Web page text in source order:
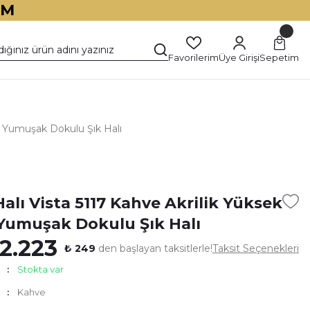
FavorilerimÜye GirişiSepetim
Dokulu Şık Halı
Vista 5117 Kahve Akrilik Yüksek
Dokulu Şık Halı
₺ 249 den başlayan taksitlerle!Taksit Seçenekleri
Stokta var
Kahve